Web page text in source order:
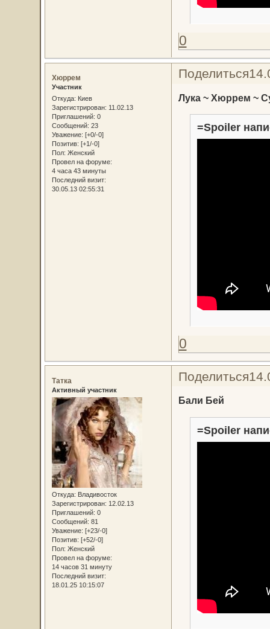
0
Поделиться
Хюррем
Участник
Откуда: Киев
Зарегистрирован: 11.02.13
Приглашений: 0
Сообщений: 23
Уважение: [+0/-0]
Позитив: [+1/-0]
Пол: Женский
Провел на форуме:
4 часа 43 минуты
Последний визит:
30.05.13 02:55:31
Лука ~ Хюррем ~
=Spoiler
0
Поделиться
Татка
Активный участник
Откуда: Владивосток
Зарегистрирован: 12.02.13
Приглашений: 0
Сообщений: 81
Уважение: [+23/-0]
Позитив: [+52/-0]
Пол: Женский
Провел на форуме:
14 часов 31 минуту
Последний визит:
18.01.25 10:15:07
Бали Бей
=Spoiler